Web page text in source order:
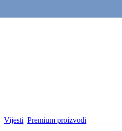
Vijesti Premium proizvodi